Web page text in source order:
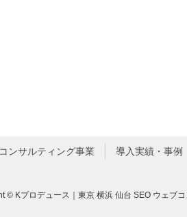
コンサルティング事業 導入実績・事例
© Kプロデュース｜東京 横浜 仙台 SEO ウェブ